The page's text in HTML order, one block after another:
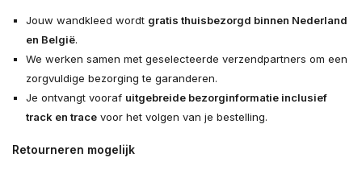
Jouw wandkleed wordt gratis thuisbezorgd binnen Nederland
en België.
We werken samen met geselecteerde verzendpartners om een
zorgvuldige bezorging te garanderen.
Je ontvangt vooraf uitgebreide bezorginformatie inclusief
track en tracevoor het volgen van je bestelling.
Retourneren mogelijk